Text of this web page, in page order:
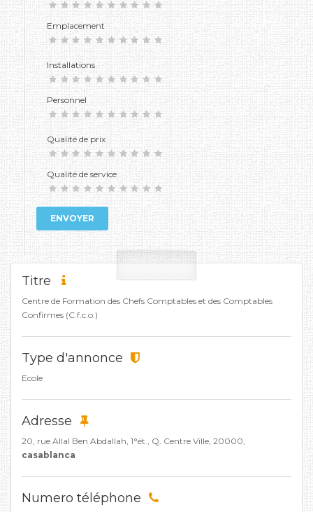
Emplacement
Installations
Personnel
Qualité de prix
Qualité de service
ENVOYER
Titre
Centre de Formation des Chefs Comptables et des Comptables
Confirmes (C.f.c.o.)
Type d'annonce
Ecole
Adresse
20, rue Allal Ben Abdallah, 1°ét., Q. Centre Ville, 20000,
casablanca
Numero téléphone